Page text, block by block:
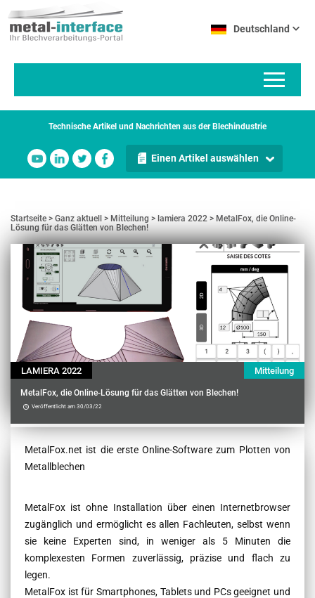
zum
Inhalt
Deutschland
Technische Artikel und Nachrichten aus der Blechindustrie
Einen Artikel auswählen
Startseite Ganz aktuell Mitteilung lamiera 2022
MetalFox, die Online-
Lösung für das Glätten von Blechen!
LAMIERA 2022 Mitteilung
MetalFox, die Online-Lösung für das Glätten von Blechen!
Veröffentlicht am 30/03/22
Contenu
MetalFox.net ist die erste Online-Software zum Plotten von
Metallblechen
MetalFox ist ohne Installation über einen Internetbrowser
zugänglich und ermöglicht es allen Fachleuten, selbst wenn
sie keine Experten sind, in weniger als 5 Minuten die
komplexesten Formen zuverlässig, präzise und flach zu
legen.
MetalFox ist für Smartphones, Tablets und PCs geeignet und